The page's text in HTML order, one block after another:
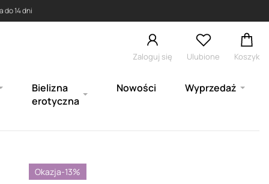
do 14 dni
Zaloguj się Ulubione Koszyk
Bielizna
erotyczna
Nowości Wyprzedaż
Okazja-13%